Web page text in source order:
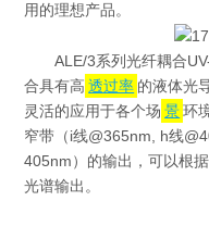
用的理想产品。
ALE/3系列光纤耦合UV-
合具有高 透过率 的液体光
灵活的应用于各个场 景环
窄带（i线@365nm, h线
405nm）的输出，可以根
光谱输出。